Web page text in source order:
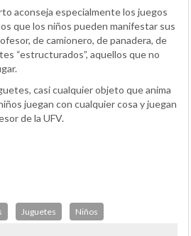
aconseja especialmente los juegos
que los niños pueden manifestar sus
de camionero, de panadera, de
“estructurados”, aquellos que no
casi cualquier objeto que anima
juegan con cualquier cosa y juegan
de la UFV.
Juguetes Niños